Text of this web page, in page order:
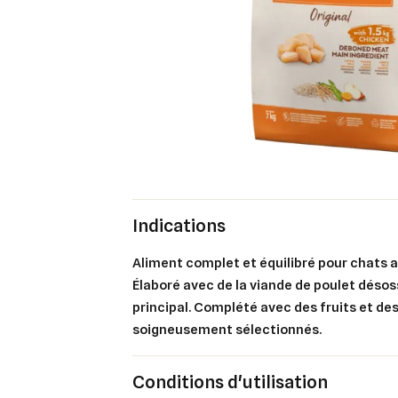
Indications
Aliment complet et équilibré pour chats
Élaboré avec de la viande de poulet
principal. Complété avec des fruits et
soigneusement sélectionnés.
Conditions d'utilisation